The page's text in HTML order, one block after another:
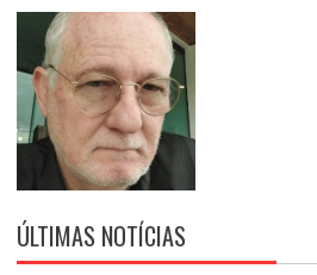
ÚLTIMAS NOTÍCIAS